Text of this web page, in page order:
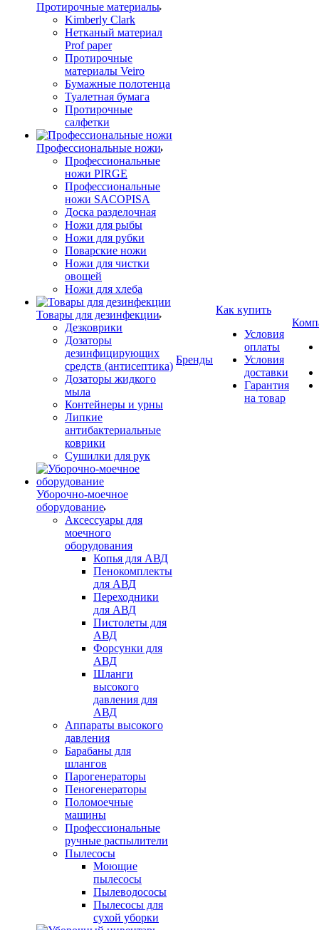
Протирочные материалы
Kimberly Clark
Нетканый материал
Prof paper
Протирочные
материалы Veiro
Бумажные полотенца
Туалетная бумага
Протирочные
салфетки
Профессиональные ножи
Профессиональные
ножи PIRGE
Профессиональные
ножи SACOPISA
Доска разделочная
Ножи для рыбы
Ножи для рубки
Поварские ножи
Ножи для чистки
овощей
Ножи для хлеба
Товары для дезинфекции
Дезковрики
Дозаторы
дезинфицирующих
средств (антисептика)
Дозаторы жидкого
мыла
Контейнеры и урны
Липкие
антибактериальные
коврики
Сушилки для рук
Уборочно-моечное
оборудование
Аксессуары для
моечного
оборудования
Копья для АВД
Пенокомплекты
для АВД
Переходники
для АВД
Пистолеты для
АВД
Форсунки для
АВД
Шланги
высокого
давления для
АВД
Аппараты высокого
давления
Барабаны для
шлангов
Парогенераторы
Пеногенераторы
Поломоечные
машины
Профессиональные
ручные распылители
Пылесосы
Моющие
пылесосы
Пылеводососы
Пылесосы для
сухой уборки
Бренды
Как купить
Условия
оплаты
Условия
доставки
Гарантия
на товар